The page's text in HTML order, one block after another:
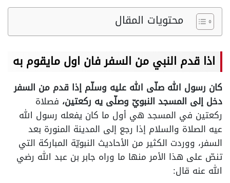
محتويات المقال
اذا قدم النبي من السفر فان اول مايقوم به
كان رسول الله صلّى الله عليه وسلّم إذا قدم من السفر
دخل إلى المسجد النبويّ وصلّى يه ركعتين، فصلاة
ركعتين في المسجد هي أول ما كان يفعله رسول الله
عيه الصلاة والسلام إذا رجع إلى المدينة المنورة بعد
السفر، ووردت الكثير من الأحاديث النبويّة المباركة التي
تنصّ على هذا الأمر منها ما وراه جابر بن عبد الله رضي
الله عنه قال: